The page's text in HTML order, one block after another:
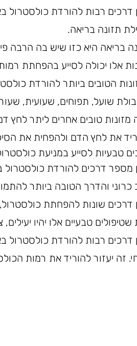
דרכים רבות להורדת כולסטרול
תזונה בריאה.
בריאה היא כזו שיש בה הרבה
אלו יכולה לסייע בהפחתת
הטובים ביותר להורדת
שועל, תפוחים, שעועית,
מזונות טובים אחרים ליתר לחץ
את לחץ הדם ולהפחית את
טבעיות לסייע במניעת
מספר דרכים להורדת כולסטרול
כרוני והדרך הטובה ביותר
דרכים שונות להפחתת
שטיפולים טבעיים אלו יהיו
דרכים רבות להורדת כולסטרול
זה יעזור להוריד את רמות